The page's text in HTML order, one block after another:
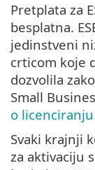
Pretplata za
besplatna.
jedinstveni
crticom koje
dozvolila
Small
o
Svaki krajnji
za aktivaciju